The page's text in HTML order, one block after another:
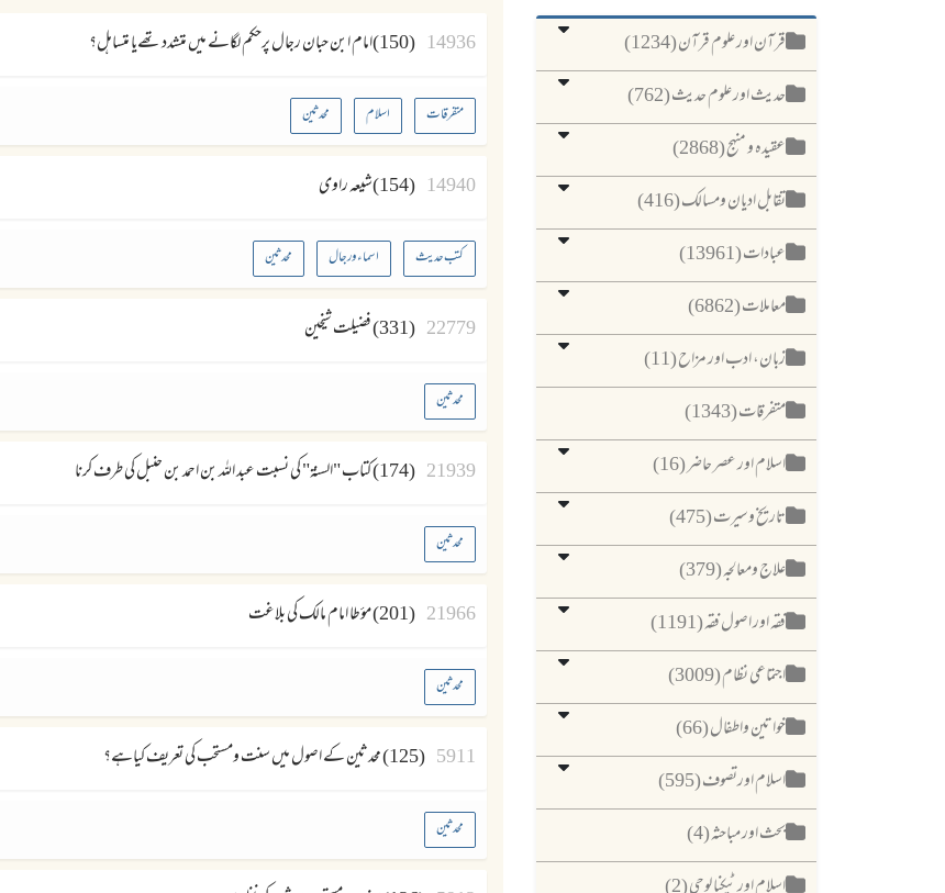
قرآن اور علوم قرآن (1234)
حدیث اور علوم حدیث (762)
عقیدہ و منہج (2868)
تقابل ادیان ومسالک (416)
عبادات (13961)
معاملات (6862)
زبان، ادب اور مزاح (11)
متفرقات (1343)
اسلام اور عصر حاضر (16)
تاریخ وسیرت (475)
علاج ومعالجہ (379)
فقہ اور اصول فقہ (1191)
اجتماعی نظام (3009)
خواتین واطفال (66)
اسلام اورتصوف (595)
بحث اور مباحثہ (4)
14936 (150)امام ابن حبان رجال پرحکم لگانے میں متشدد تھےیا متساہل؟
متفرقات اسلام محدثین
14940 (154)شیعہ راوی
کتب حدیث اسماء و رجال محدثین
22779 (331) فضیلت شیخین
محدثین
21939 (174) کتاب "السنۃ" کی نسبت عبد اللہ بن احمد بن حنبل کی طرف کرنا
محدثین
21966 (201) مؤطا امام مالک کی بلاغت
محدثین
5911 (125) محدثین کے اصول میں سنت ومستحب کی تعریف کیاہے؟
محدثین